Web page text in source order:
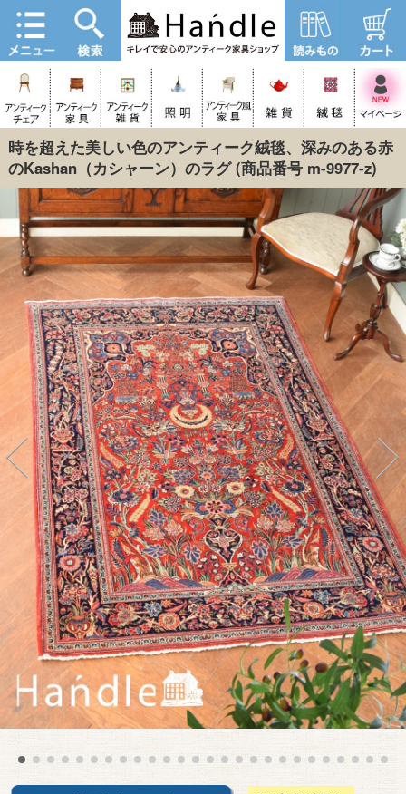
時を超えた美しい色のアンティーク絨毯、深みのある赤
のKashan（カシャーン）のラグ(商品番号 m-9977-z)